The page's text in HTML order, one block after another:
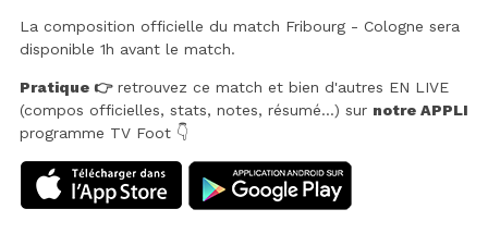
La composition officielle du match Fribourg - Cologne sera
disponible 1h avant le match.
Pratique 👉retrouvez ce match et bien d'autres EN LIVE
(compos officielles, stats, notes, résumé...) sur notre APPLI
programme TV Foot 👇